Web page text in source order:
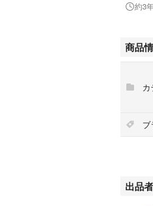
刺繍入
長期自
購入
約3
商品
カ
ブ
出品